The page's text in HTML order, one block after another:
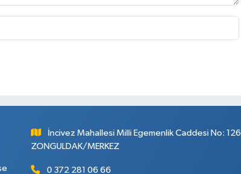
İncivez Mahallesi Milli Egemenlik Caddesi No: 126
ZONGULDAK/MERKEZ
0 372 281 06 66